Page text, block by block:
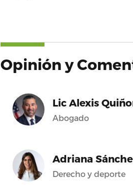
Opinión y
Lic Alexis
Abogado
Adriana
Derecho y deporte